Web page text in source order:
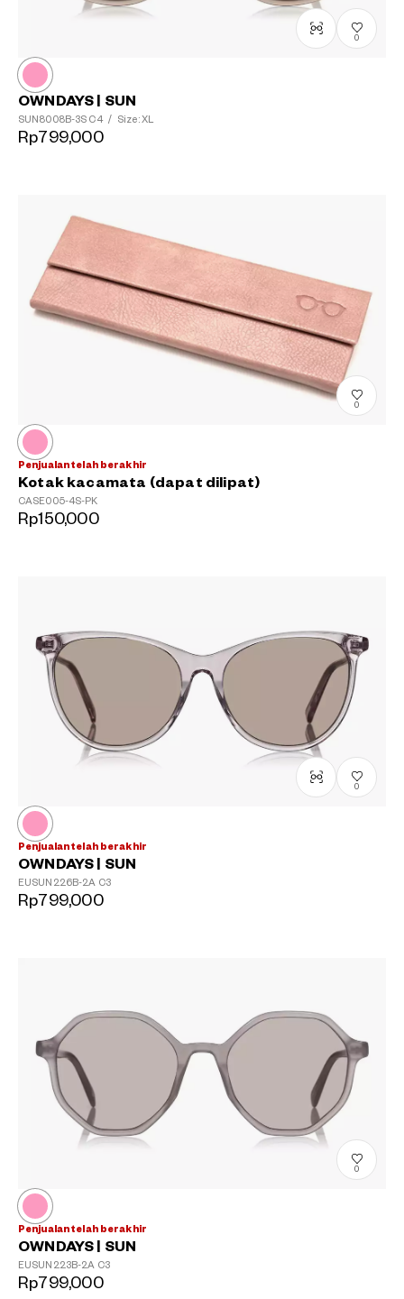
0
OWNDAYS | SUN
SUN8008B-3S C4 / Size: XL
Rp799,000
0
Penjualan telah berakhir
Kotak kacamata (dapat dilipat)
CASE005-4S-PK
Rp150,000
0
Penjualan telah berakhir
OWNDAYS | SUN
EUSUN226B-2A C3
Rp799,000
0
Penjualan telah berakhir
OWNDAYS | SUN
EUSUN223B-2A C3
Rp799,000